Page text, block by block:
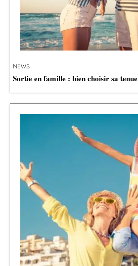
NEWS
Sortie en famille : bien choisir sa tenue